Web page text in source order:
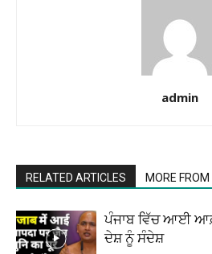
admin
RELATED ARTICLES MORE
ਪੰਜਾਬ ਵਿੱਚ ਆਈ
ਦੇਸ਼ ਨੂੰ ਸੰਦੇਸ਼